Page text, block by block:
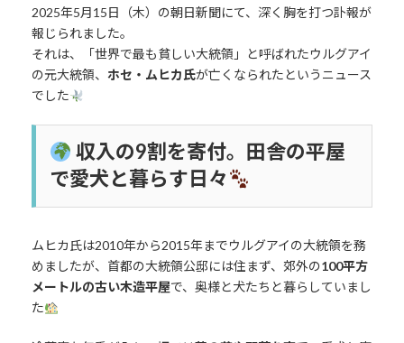
2025年5月15日（木）の朝日新聞にて、深く胸を打つ訃報が
報じられました。
それは、「世界で最も貧しい大統領」と呼ばれたウルグアイ
の元大統領、 ホセ・ムヒカ氏が亡くなられたというニュース
でした
収入の9割を寄付。田舎の平屋
で愛犬と暮らす日々
ムヒカ氏は2010年から2015年までウルグアイの大統領を務
めましたが、首都の大統領公邸には住まず、郊外の100平方
メートルの古い木造平屋で、奥様と犬たちと暮らしていまし
た